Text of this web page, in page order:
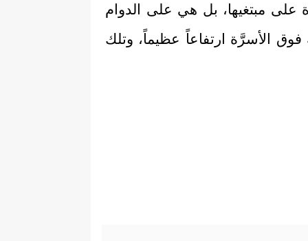
على مبتغيها، بل هي على الدوام
الأسرَّة ارتفاعاً عظيماً، وتلك